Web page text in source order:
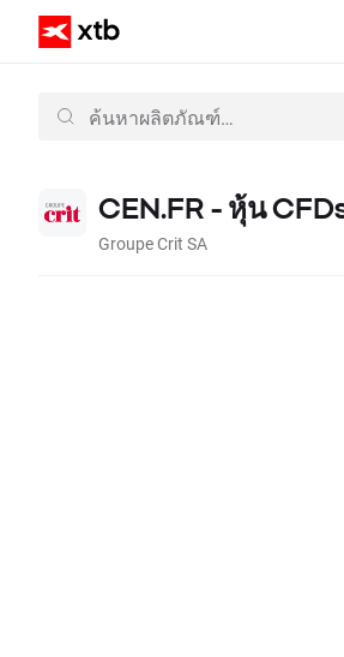
CEN.FR - หุ้น
Groupe Crit SA